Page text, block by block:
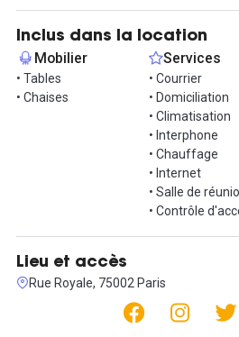
Inclus dans la location
Mobilier
• Tables
• Chaises
Services
• Courrier
• Domiciliation
• Climatisation
• Interphone
• Chauffage
• Internet
• Salle de
• Contrôle
Lieu et accès
Rue Royale, 75002 Paris